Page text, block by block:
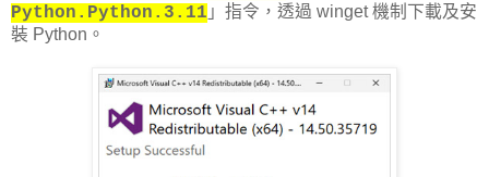
Python.Python.3.11 」指令，透過 winget 機制下載及安
裝 Python。